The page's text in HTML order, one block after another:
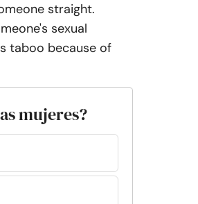
straight.
sexual
taboo because of
mujeres?